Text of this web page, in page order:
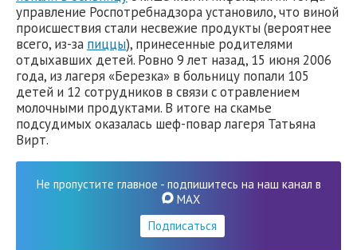
управление Роспотребнадзора установило, что виной
происшествия стали несвежие продукты (вероятнее
всего, из-за пиццы), принесенные родителями
отдыхавших детей. Ровно 9 лет назад, 15 июня 2006
года, из лагеря «Березка» в больницу попали 105
детей и 12 сотрудников в связи с отравлением
молочными продуктами. В итоге на скамье
подсудимых оказалась шеф-повар лагеря Татьяна
Вирт.
Не пропустите главное - подпишитесь на наш канал в
MAX
Подписаться